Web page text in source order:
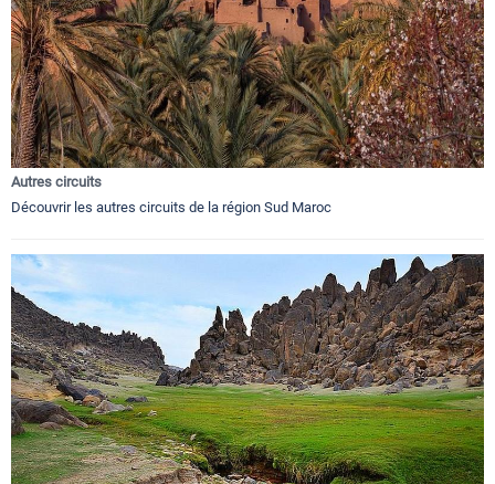
Autres circuits
Découvrir les autres circuits de la région Sud Maroc